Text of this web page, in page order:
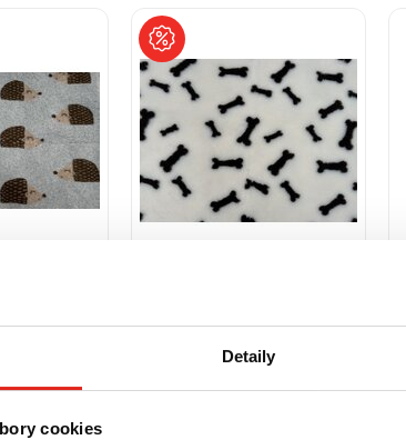
Detaily
cookies
KOSŤ béžová
80x100cm
160x100cm